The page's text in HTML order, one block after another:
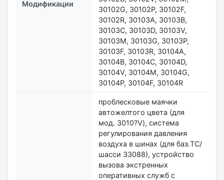
Модификации
30102G, 30102P, 30102F,
30102R, 30103А, 30103В,
30103C, 30103D, 30103V,
30103M, 30103G, 30103P,
30103F, 30103R, 30104А,
30104В, 30104C, 30104D,
30104V, 30104M, 30104G,
30104P, 30104F, 30104R
проблесковые маячки
автожелтого цвета (для
мод. 3010?V), система
регулирования давления
воздуха в шинах (для баз.ТС/
шасси 33088), устройство
вызова экстренных
оперативных служб с